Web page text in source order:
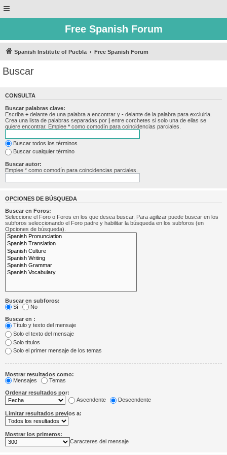
Free Spanish Forum
Spanish Institute of Puebla Free Spanish Forum
Buscar
CONSULTA
Buscar palabras clave:
Escriba + delante de una palabra a encontrar y - delante de la palabra para excluirla.
Crea una lista de palabras separadas por | entre corchetes si solo una de ellas se
quiere encontrar. Emplee * como comodín para coincidencias parciales.
Buscar todos los términos
Buscar cualquier término
Buscar autor:
Emplee * como comodín para coincidencias parciales.
OPCIONES DE BÚSQUEDA
Buscar en Foros:
Seleccione el Foro o Foros en los que desea buscar. Para agilizar puede buscar en los
subforos seleccionando el Foro padre y habilitar la búsqueda en los subforos (en
Opciones de búsqueda).
Buscar en subforos:
Sí
No
Buscar en :
Título y texto del mensaje
Solo el texto del mensaje
Solo títulos
Solo el primer mensaje de los temas
Mostrar resultados como:
Mensajes
Temas
Ordenar resultados por:
Ascendente
Descendente
Limitar resultados previos a:
Mostrar los primeros:
Caracteres del mensaje